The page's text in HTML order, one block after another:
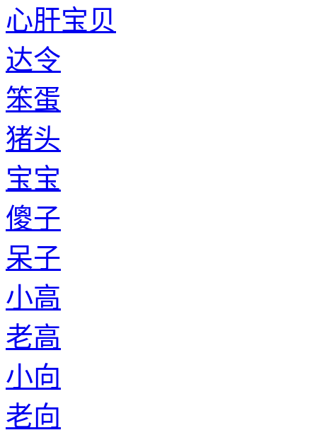
心肝宝贝
达令
笨蛋
猪头
宝宝
傻子
呆子
小高
老高
小向
老向